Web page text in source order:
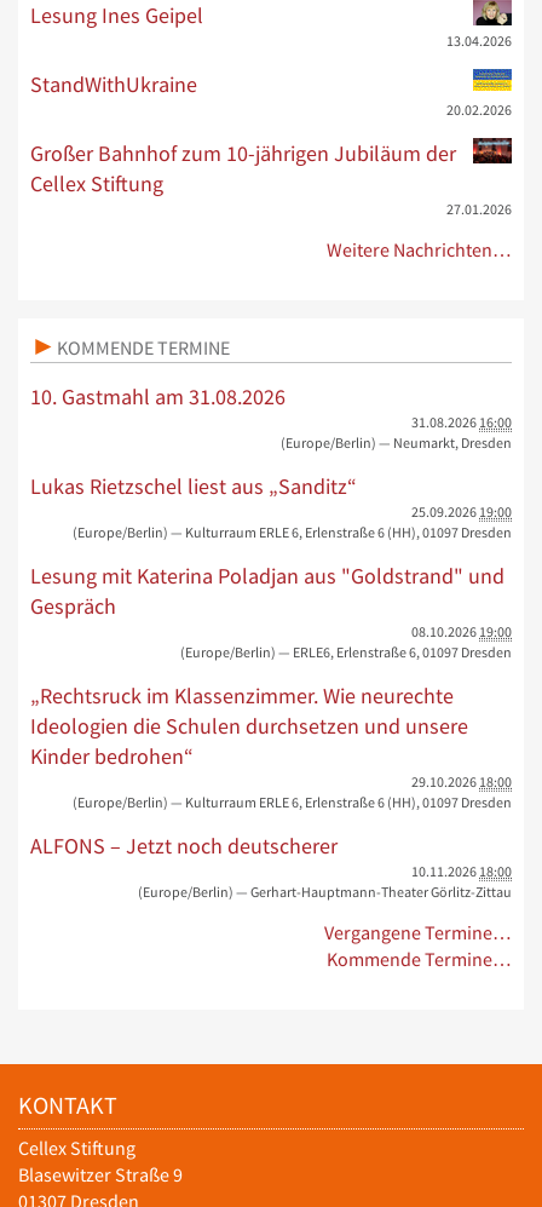
Lesung Ines Geipel
13.04.2026
StandWithUkraine
20.02.2026
Großer Bahnhof zum 10-jährigen Jubiläum der
Cellex Stiftung
27.01.2026
Weitere Nachrichten…
KOMMENDE TERMINE
10. Gastmahl am 31.08.2026
31.08.2026 16:00
(Europe/Berlin) — Neumarkt, Dresden
Lukas Rietzschel liest aus „Sanditz“
25.09.2026 19:00
(Europe/Berlin) — Kulturraum ERLE 6, Erlenstraße 6 (HH), 01097 Dresden
Lesung mit Katerina Poladjan aus "Goldstrand" und
Gespräch
08.10.2026 19:00
(Europe/Berlin) — ERLE6, Erlenstraße 6, 01097 Dresden
„Rechtsruck im Klassenzimmer. Wie neurechte
Ideologien die Schulen durchsetzen und unsere
Kinder bedrohen“
29.10.2026 18:00
(Europe/Berlin) — Kulturraum ERLE 6, Erlenstraße 6 (HH), 01097 Dresden
ALFONS – Jetzt noch deutscherer
10.11.2026 18:00
(Europe/Berlin) — Gerhart-Hauptmann-Theater Görlitz-Zittau
Vergangene Termine…
Kommende Termine…
KONTAKT
Cellex Stiftung
Blasewitzer Straße 9
01307 Dresden